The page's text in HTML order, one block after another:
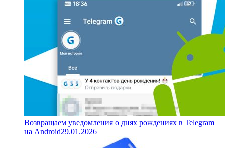
Возвращаем уведомления о днях рождениях в Telegram
на Android29.01.2026